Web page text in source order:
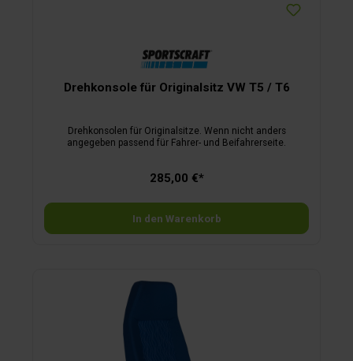
Drehkonsole für Originalsitz VW T5 / T6
Drehkonsolen für Originalsitze. Wenn nicht anders
angegeben passend für Fahrer- und Beifahrerseite.
285,00 €*
In den Warenkorb